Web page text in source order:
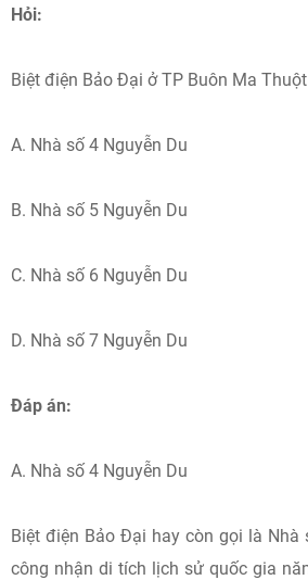
Hỏi:
Biệt điện Bảo Đại ở TP Buôn Ma
A. Nhà số 4 Nguyễn Du
B. Nhà số 5 Nguyễn Du
C. Nhà số 6 Nguyễn Du
D. Nhà số 7 Nguyễn Du
Đáp án:
A. Nhà số 4 Nguyễn Du
Biệt điện Bảo Đại hay còn gọi là Nhà
công nhận di tích lịch sử quốc gia